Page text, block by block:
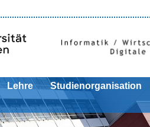
Lehre
Studienorganisation